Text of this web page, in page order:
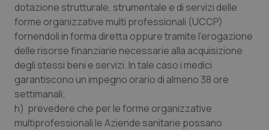
dotazione strutturale, strumentale e di servizi delle
forme organizzative multi professionali (UCCP)
fornendoli in forma diretta oppure tramite l’erogazione
delle risorse finanziarie necessarie alla acquisizione
degli stessi beni e servizi. In tale caso i medici
garantiscono un impegno orario di almeno 38 ore
settimanali;
h) prevedere che per le forme organizzative
multiprofessionali le Aziende sanitarie possano